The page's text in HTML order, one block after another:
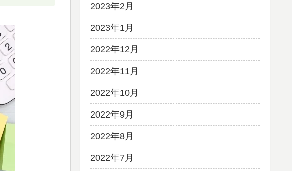
2023年2月
2023年1月
2022年12月
2022年11月
2022年10月
2022年9月
2022年8月
2022年7月